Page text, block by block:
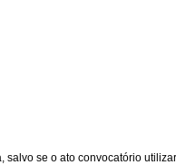
se o ato convocatório